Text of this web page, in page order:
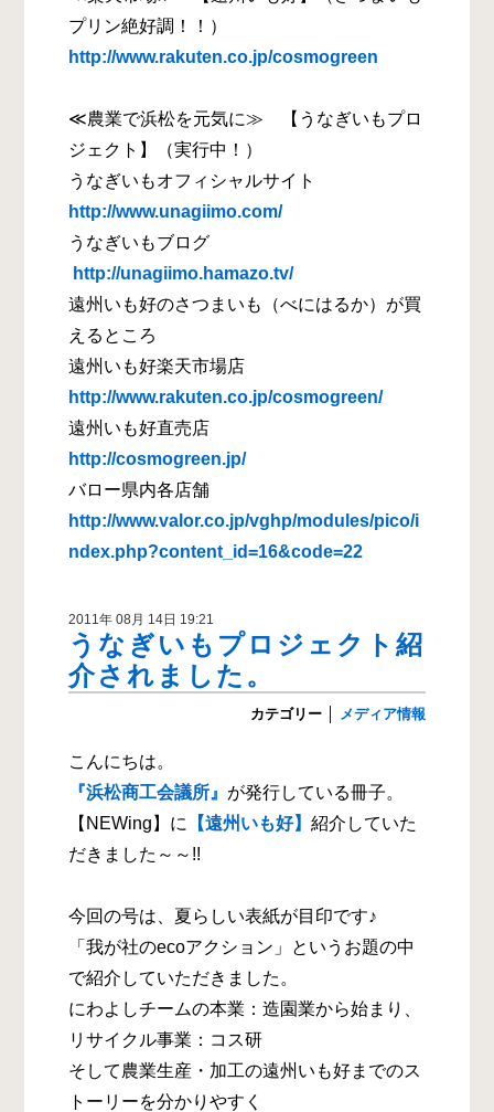
プリン絶好調！！）
http://www.rakuten.co.jp/cosmogreen
≪農業で浜松を元気に≫ 【うなぎいもプロ
ジェクト】（実行中！）
うなぎいもオフィシャルサイト
http://www.unagiimo.com/
うなぎいもブログ
http://unagiimo.hamazo.tv/
遠州いも好のさつまいも（べにはるか）が買
えるところ
遠州いも好楽天市場店
http://www.rakuten.co.jp/cosmogreen/
遠州いも好直売店
http://cosmogreen.jp/
バロー県内各店舗
http://www.valor.co.jp/vghp/modules/pico/i
ndex.php?content_id=16&code=22
2011年 08月 14日 19:21
うなぎいもプロジェクト紹
介されました。
カテゴリー メディア情報
こんにちは。
『浜松商工会議所』 が発行している冊子。
【NEWing】に
【遠州いも好】紹介していた
だきました～～!!
今回の号は、夏らしい表紙が目印です♪
「我が社のecoアクション」というお題の中
で紹介していただきました。
にわよしチームの本業：造園業から始まり、
リサイクル事業：コス研
そして農業生産・加工の遠州いも好までのス
トーリーを分かりやすく